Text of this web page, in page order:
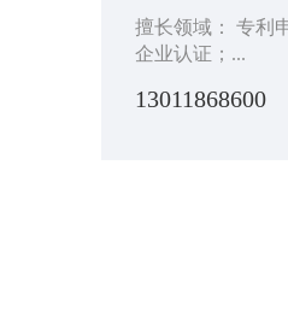
擅长领域： 专利
企业认证；...
13011868600